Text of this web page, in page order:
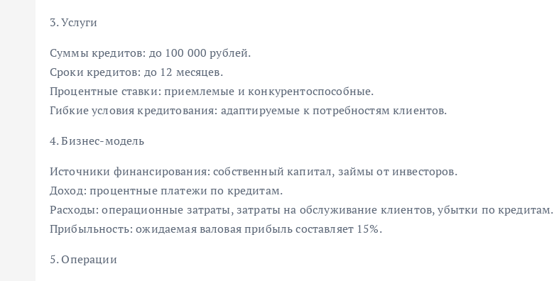
3. Услуги
Суммы кредитов: до 100 000 рублей.
Сроки кредитов: до 12 месяцев.
Процентные ставки: приемлемые и конкурентоспособные.
Гибкие условия кредитования: адаптируемые к потребностям клиентов.
4. Бизнес-модель
Источники финансирования: собственный капитал, займы от инвесторов.
Доход: процентные платежи по кредитам.
Расходы: операционные затраты, затраты на обслуживание клиентов, убытки по кредитам.
Прибыльность: ожидаемая валовая прибыль составляет 15%.
5. Операции